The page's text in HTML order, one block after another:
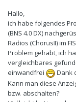
Hallo,
ich habe folgendes
(BNS 4.0 DX)
Radios (ChorusII) im FIS
Problem gehabt, ich
vergleichbares
einwandfrei
Dank
Kann man diese
bzw. abschalten?